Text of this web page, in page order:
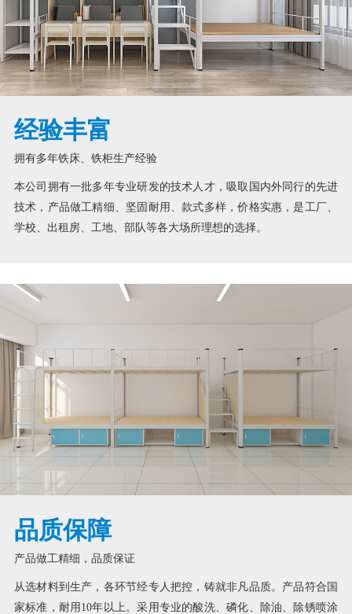
经验丰富
拥有多年铁床、铁柜生产经验
本公司拥有一批多年专业研发的技术人才，吸取国内外同行的先进
技术，产品做工精细、坚固耐用、款式多样，价格实惠，是工厂、
学校、出租房、工地、部队等各大场所理想的选择。
品质保障
产品做工精细，品质保证
从选材料到生产，各环节经专人把控，铸就非凡品质。产品符合国
家标准，耐用10年以上。采用专业的酸洗、磷化、除油、除锈喷涂